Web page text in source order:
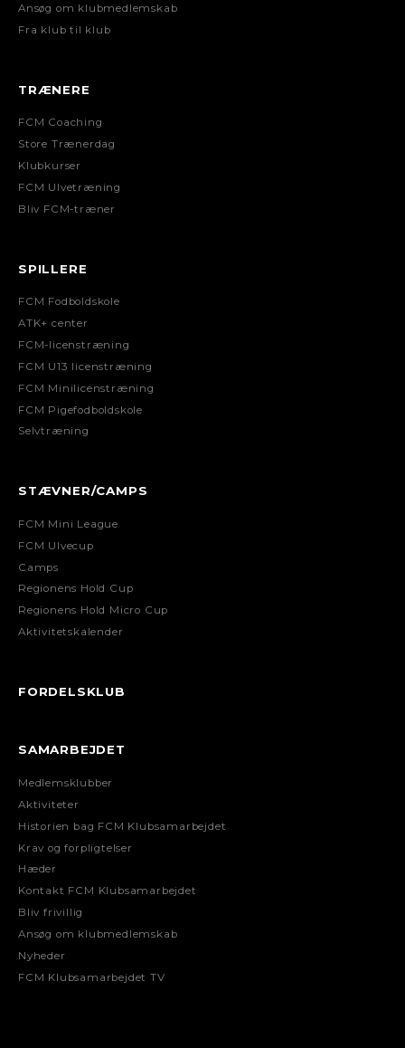
Ansøg om klubmedlemskab
Fra klub til klub
TRÆNERE
FCM Coaching
Store Trænerdag
Klubkurser
FCM Ulvetræning
Bliv FCM-træner
SPILLERE
FCM Fodboldskole
ATK+ center
FCM-licenstræning
FCM U13 licenstræning
FCM Minilicenstræning
FCM Pigefodboldskole
Selvtræning
STÆVNER/CAMPS
FCM Mini League
FCM Ulvecup
Camps
Regionens Hold Cup
Regionens Hold Micro Cup
Aktivitetskalender
FORDELSKLUB
SAMARBEJDET
Medlemsklubber
Aktiviteter
Historien bag FCM Klubsamarbejdet
Krav og forpligtelser
Hæder
Kontakt FCM Klubsamarbejdet
Bliv frivillig
Ansøg om klubmedlemskab
Nyheder
FCM Klubsamarbejdet TV